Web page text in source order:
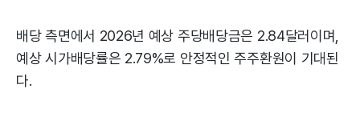
배당 측면에서 2026년 예상 주당배당금은 2.84달러이며,
예상 시가배당률은 2.79%로 안정적인 주주환원이 기대된
다.